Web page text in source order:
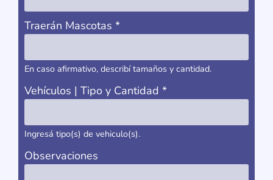
Traerán Mascotas *
En caso afirmativo, describí tamaños y cantidad.
Vehículos | Tipo y Cantidad *
Ingresá tipo(s) de vehiculo(s).
Observaciones